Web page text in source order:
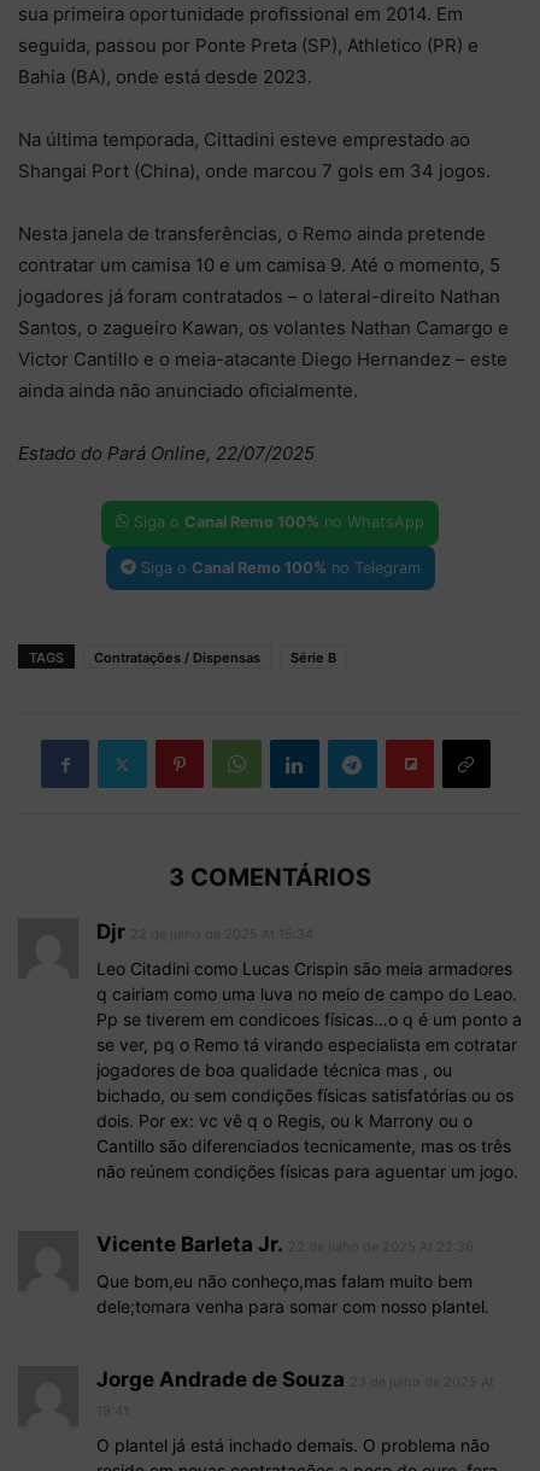
sua primeira oportunidade profissional em 2014. Em
seguida, passou por Ponte Preta (SP), Athletico (PR) e
Bahia (BA), onde está desde 2023.
Na última temporada, Cittadini esteve emprestado ao
Shangai Port (China), onde marcou 7 gols em 34 jogos.
Nesta janela de transferências, o Remo ainda pretende
contratar um camisa 10 e um camisa 9. Até o momento, 5
jogadores já foram contratados – o lateral-direito Nathan
Santos, o zagueiro Kawan, os volantes Nathan Camargo e
Victor Cantillo e o meia-atacante Diego Hernandez – este
ainda ainda não anunciado oficialmente.
Estado do Pará Online, 22/07/2025
Siga o Canal Remo 100% no WhatsApp
Siga o Canal Remo 100% no Telegram
TAGS Contratações / Dispensas Série B
3 COMENTÁRIOS
Djr
Leo Citadini como Lucas Crispin são meia armadores
q cairiam como uma luva no meio de campo do Leao.
Pp se tiverem em condicoes físicas…o q é um ponto a
se ver, pq o Remo tá virando especialista em cotratar
jogadores de boa qualidade técnica mas , ou
bichado, ou sem condições físicas satisfatórias ou os
dois. Por ex: vc vê q o Regis, ou k Marrony ou o
Cantillo são diferenciados tecnicamente, mas os três
não reúnem condições físicas para aguentar um jogo.
Vicente Barleta Jr.
Que bom,eu não conheço,mas falam muito bem
dele;tomara venha para somar com nosso plantel.
Jorge Andrade de Souza
O plantel já está inchado demais. O problema não